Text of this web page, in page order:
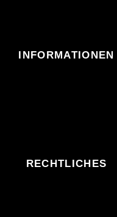
INFORMATIONEN
RECHTLICHES